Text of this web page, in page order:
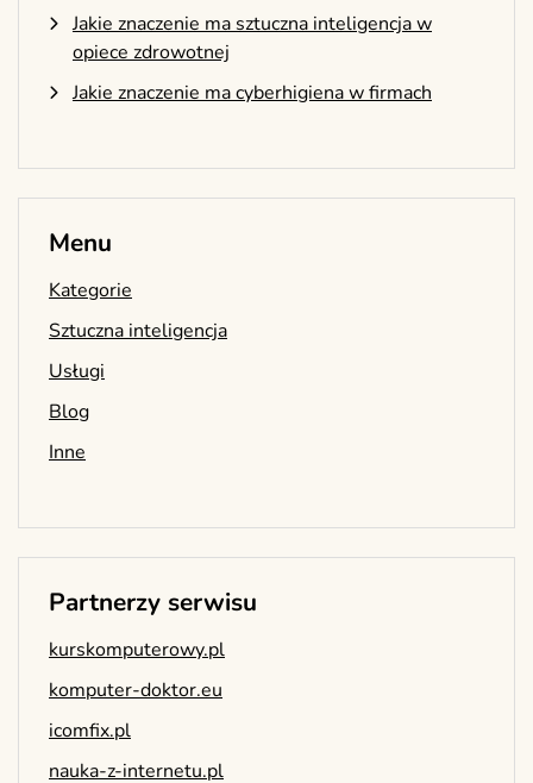
Jakie znaczenie ma sztuczna inteligencja w
opiece zdrowotnej
Jakie znaczenie ma cyberhigiena w firmach
Menu
Kategorie
Sztuczna inteligencja
Usługi
Blog
Inne
Partnerzy serwisu
kurskomputerowy.pl
komputer-doktor.eu
icomfix.pl
nauka-z-internetu.pl